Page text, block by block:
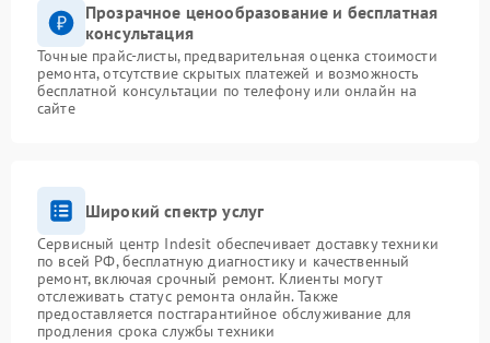
Прозрачное ценообразование и бесплатная
консультация
Точные прайс-листы, предварительная оценка стоимости
ремонта, отсутствие скрытых платежей и возможность
бесплатной консультации по телефону или онлайн на
сайте
Широкий спектр услуг
Сервисный центр Indesit обеспечивает доставку техники
по всей РФ, бесплатную диагностику и качественный
ремонт, включая срочный ремонт. Клиенты могут
отслеживать статус ремонта онлайн. Также
предоставляется постгарантийное обслуживание для
продления срока службы техники